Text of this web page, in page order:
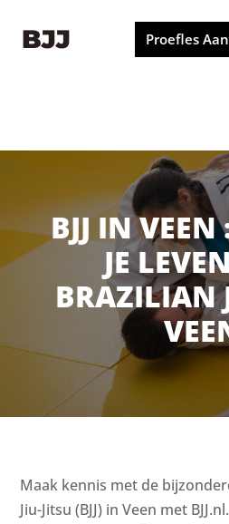
Proefles
BJJ IN VEEN
JE
BRAZILIAN
Maak kennis met de
Jiu-Jitsu (BJJ) in Veen met